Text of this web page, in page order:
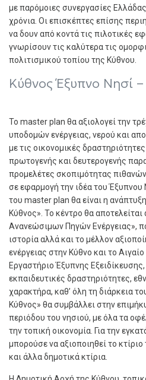
με παρόμοιες συνεργασίες
χρόνια. Οι επισκέπτες επίσης
να δουν από κοντά τις πιλοτικές
γνωρίσουν τις καλύτερα τις
πολιτισμικού τοπίου της Κύθνου.
Κύθνος Έξυπνο Νησί
Το master plan θα αξιολογεί την
υποδομών ενέργειας, νερού και
με τις οικονομικές
πρωτογενής και δευτερογενής
προμελέτες σκοπιμότητας
σε εφαρμογή την ιδέα του Έξυπνου
του master plan θα είναι η
Κύθνος». Το κέντρο θα
Ανανεώσιμων Πηγών Ενέργειας»,
ιστορία αλλά και το μέλλον
ενέργειας στην Κύθνο και το
Εργαστήριο Έξυπνης
εκπαιδευτικές δραστηριότητες,
χαρακτήρα, καθ’ όλη τη διάρκεια
Κύθνος» θα συμβάλλει στην
περιόδου του νησιού, με όλα τα
την τοπική οικονομία. Για την
μπορούσε να αξιοποιηθεί το
και άλλα δημοτικά κτίρια.